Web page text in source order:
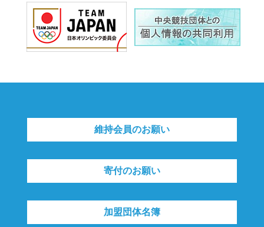
維持会員のお願い
寄付のお願い
加盟団体名簿